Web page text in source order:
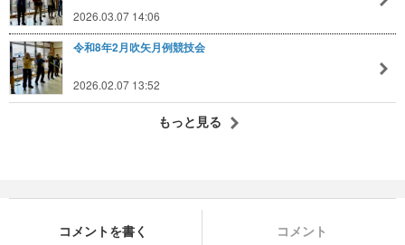
2026.03.07 14:06
令和8年2月吹矢月例競技会
2026.02.07 13:52
もっと見る
コメントを書く コメント